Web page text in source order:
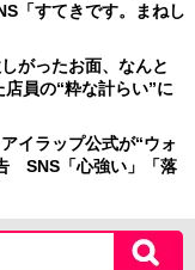
「すてきです。まねし
がったお面、なんと
員の“粋な計らい”に
イラップ公式が“ウォ
SNS「心強い」「落